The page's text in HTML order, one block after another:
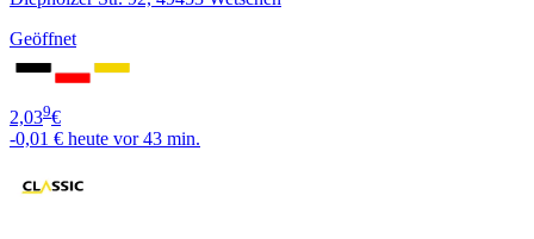
Geöffnet
2,039€
-0,01 € heute vor 43 min.